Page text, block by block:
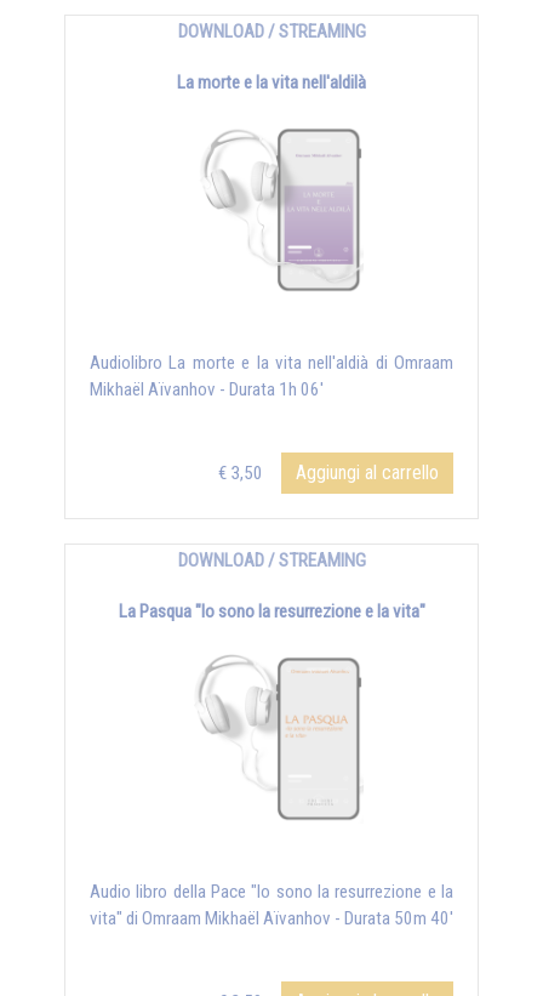
DOWNLOAD / STREAMING
La morte e la vita nell'aldilà
Audiolibro La morte e la vita nell'aldià di Omraam
Mikhaël Aïvanhov - Durata 1h 06'
€ 3,50 Aggiungi al carrello
DOWNLOAD / STREAMING
La Pasqua "Io sono la resurrezione e la vita"
Audio libro della Pace "Io sono la resurrezione e la
vita" di Omraam Mikhaël Aïvanhov - Durata 50m 40'